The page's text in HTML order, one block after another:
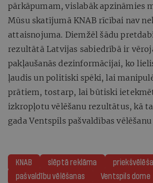
pārkāpumam, vislabāk apzināmies
Mūsu skatījumā KNAB rīcībai nav
attaisnojuma. Diemžēl šādu
rezultātā Latvijas sabiedrībā ir
pakļaušanās dezinformācijai, ko
ļaudis un politiski spēki, lai
prātiem, tostarp, lai būtiski
izkropļotu vēlēšanu rezultātus, kā
gada Ventspils pašvaldības
KNAB slēptā reklāma
pašvaldību vēlēšanas
Ventspils dome